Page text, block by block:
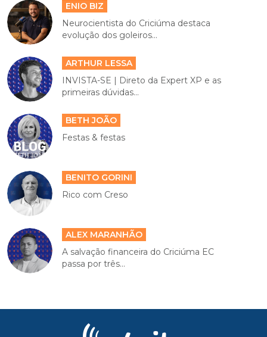
ENIO BIZ
Neurocientista do Criciúma destaca
evolução dos goleiros...
ARTHUR LESSA
INVISTA-SE | Direto da Expert XP e as
primeiras dúvidas...
BETH JOÃO
Festas & festas
BENITO GORINI
Rico com Creso
ALEX MARANHÃO
A salvação financeira do Criciúma EC
passa por três...